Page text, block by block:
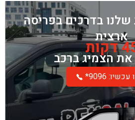
שלנו בדרכים בפריסה
ארצית
את הצמיג ברכב
עכשיו: 9096